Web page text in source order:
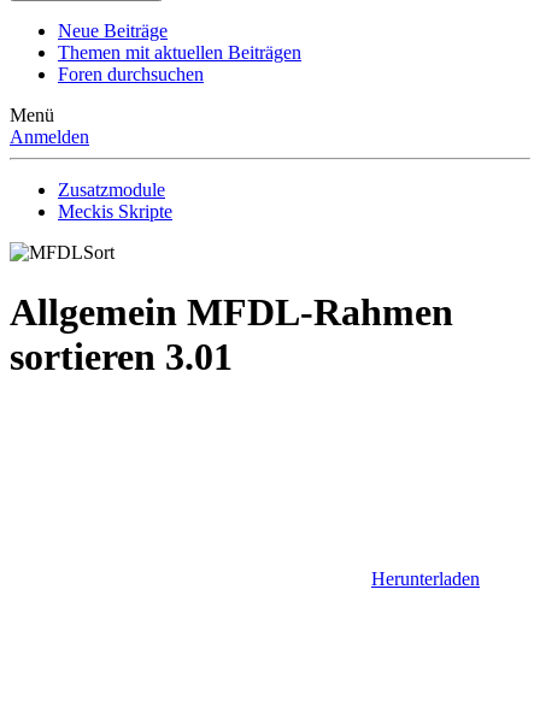
Neue Beiträge
Themen mit aktuellen Beiträgen
Foren durchsuchen
Menü
Anmelden
Zusatzmodule
Meckis Skripte
Allgemein MFDL-Rahmen
sortieren 3.01
Herunterladen